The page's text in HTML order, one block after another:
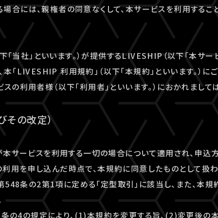
合には、親権者の同意なくして、本サービスを利用するこ
当社」といいます。）が提供するLIVESHIP（以下「本サービ
本「LIVESHIP 利用規約」（以下「本規約」といいます。）
の利用者様（以下「利用者」といいます。）におかれまして
その改定）
サービスを利用する一切の場合について適用され、申込
用を申し込んだ時点で、本規約に同意したものとして扱わ
条の2第1項に定める「定型取引」に該当し、また、本規
の4の規定により、(1)本規約を変更する旨、(2)変更後